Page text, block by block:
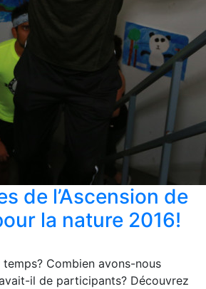
de l’Ascension de
la nature 2016!
Combien avons-nous
il de participants? Découvrez